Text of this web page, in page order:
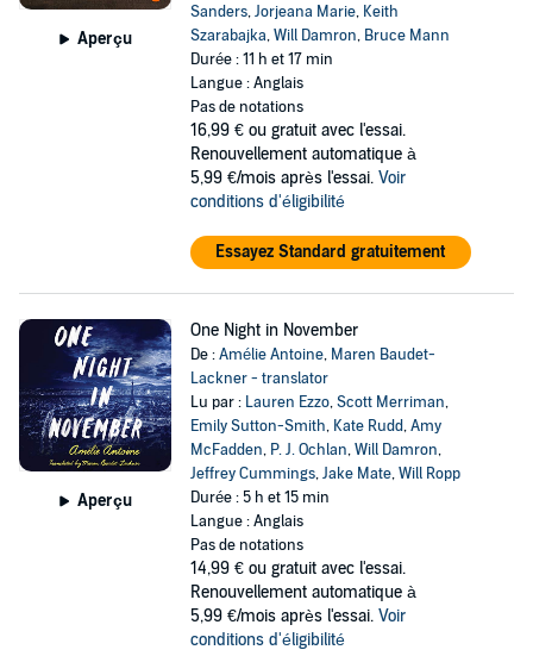
Aperçu
Sanders,Jorjeana Marie, Keith
Szarabajka,Will Damron, Bruce Mann
Durée : 11 h et 17 min
Langue : Anglais
Pas de notations
16,99 € ou gratuit avec l'essai.
Renouvellement automatique à
5,99 €/mois après l'essai. Voir
conditions d'éligibilité
Essayez Standard gratuitement
Aperçu
One Night in November
De :Amélie Antoine, Maren Baudet-
Lackner - translator
Lu par : Lauren Ezzo,Scott Merriman,
Emily Sutton-Smith, Kate Rudd,Amy
McFadden, P. J. Ochlan,Will Damron,
Jeffrey Cummings,Jake Mate,Will Ropp
Durée : 5 h et 15 min
Langue : Anglais
Pas de notations
14,99 € ou gratuit avec l'essai.
Renouvellement automatique à
5,99 €/mois après l'essai. Voir
conditions d'éligibilité